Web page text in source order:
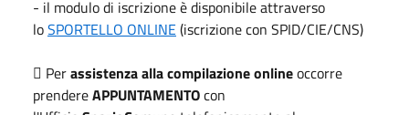
- il modulo di iscrizione è disponibile attraverso
loSPORTELLO ONLINE(iscrizione con SPID/CIE/CNS)
 Perassistenza alla compilazione onlineoccorre
prendereAPPUNTAMENTOcon